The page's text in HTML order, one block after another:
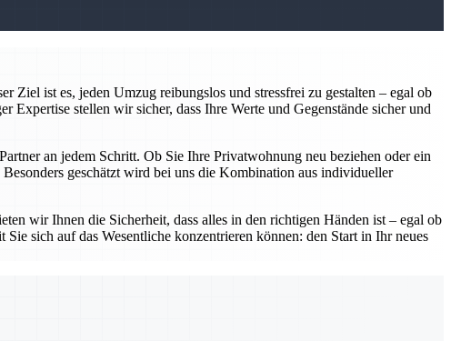
ist es, jeden Umzug reibungslos und stressfrei zu gestalten – egal ob
Expertise stellen wir sicher, dass Ihre Werte und Gegenstände sicher und
an jedem Schritt. Ob Sie Ihre Privatwohnung neu beziehen oder ein
geschätzt wird bei uns die Kombination aus individueller
wir Ihnen die Sicherheit, dass alles in den richtigen Händen ist – egal ob
sich auf das Wesentliche konzentrieren können: den Start in Ihr neues